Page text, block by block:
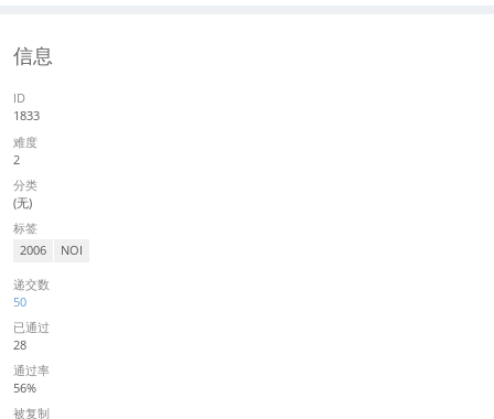
信息
ID
1833
难度
2
分类
(无)
标签
2006 NOI
递交数
50
已通过
28
通过率
56%
被复制